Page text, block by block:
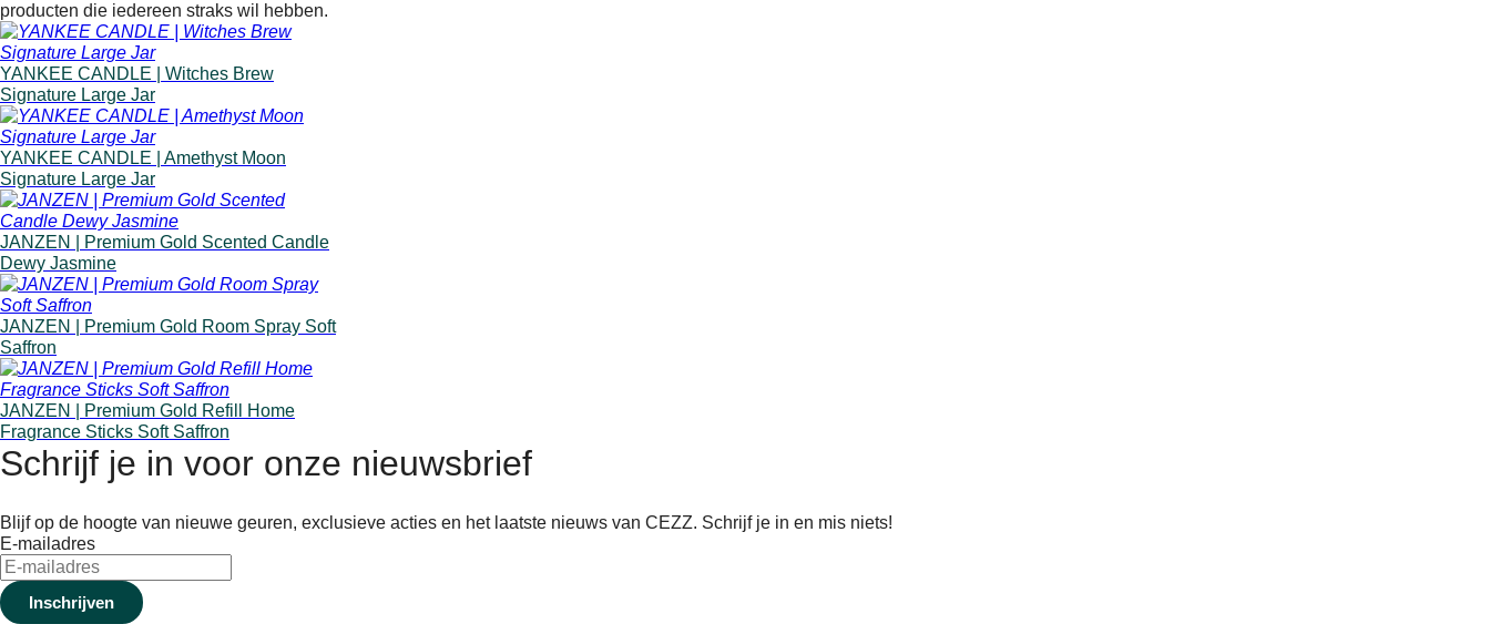
producten die iedereen straks wil hebben.
YANKEE CANDLE | Witches Brew
Signature Large Jar
YANKEE CANDLE | Amethyst Moon
Signature Large Jar
JANZEN | Premium Gold Scented Candle
Dewy Jasmine
JANZEN | Premium Gold Room Spray Soft
Saffron
JANZEN | Premium Gold Refill Home
Fragrance Sticks Soft Saffron
Schrijf je in voor onze nieuwsbrief
Blijf op de hoogte van nieuwe geuren, exclusieve acties en het laatste nieuws van CEZZ. Schrijf je in en mis niets!
E-mailadres